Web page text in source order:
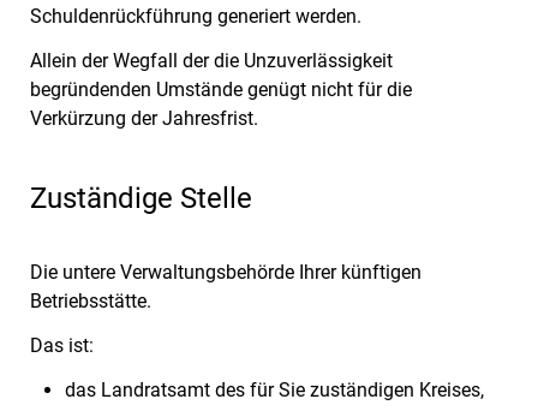
Schuldenrückführung generiert werden.
Allein der Wegfall der die Unzuverlässigkeit
begründenden Umstände genügt nicht für die
Verkürzung der Jahresfrist.
Zuständige Stelle
Die untere Verwaltungsbehörde Ihrer künftigen
Betriebsstätte.
Das ist:
das Landratsamt des für Sie zuständigen Kreises,